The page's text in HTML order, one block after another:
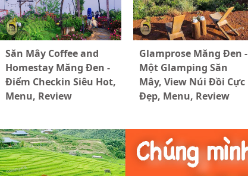
Săn Mây Coffee and
Homestay Măng Đen -
Điểm Checkin Siêu Hot,
Menu, Review
Glamprose Măng Đen -
Một Glamping Săn
Mây, View Núi Đồi Cực
Đẹp, Menu, Review